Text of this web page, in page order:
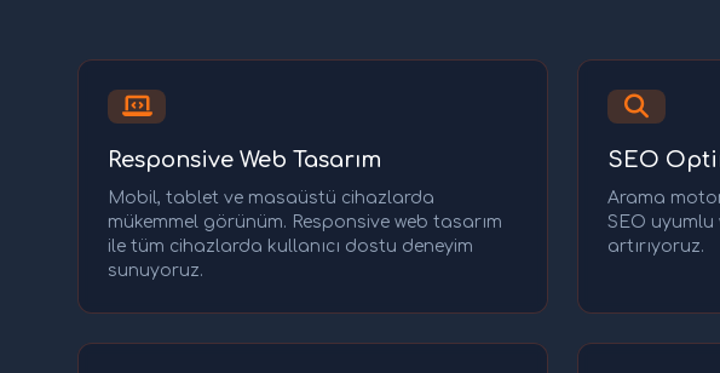
Responsive Web Tasarım
Mobil, tablet ve masaüstü cihazlarda
mükemmel görünüm. Responsive web tasarım
ile tüm cihazlarda kullanıcı dostu deneyim
sunuyoruz.
SEO
Arama
SEO uyumlu
artırıyoruz.